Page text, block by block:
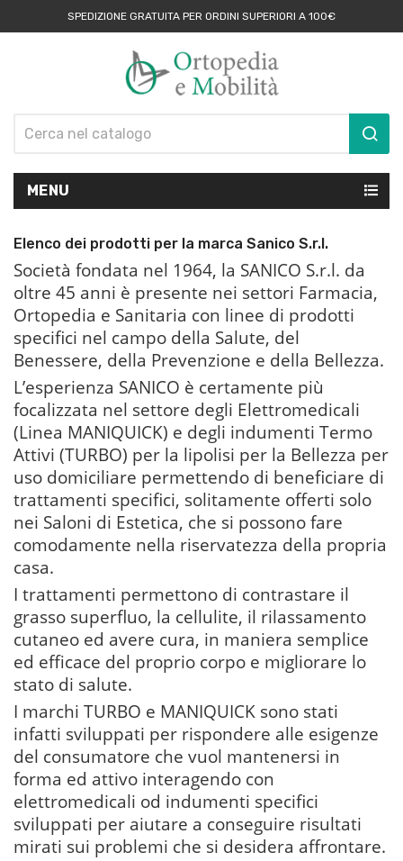
SPEDIZIONE GRATUITA PER ORDINI SUPERIORI A 100€
MENU
Elenco dei prodotti per la marca Sanico S.r.l.
Società fondata nel 1964, la SANICO S.r.l. da
oltre 45 anni è presente nei settori Farmacia,
Ortopedia e Sanitaria con linee di prodotti
specifici nel campo della Salute, del
Benessere, della Prevenzione e della Bellezza.
L’esperienza SANICO è certamente più
focalizzata nel settore degli Elettromedicali
(Linea MANIQUICK) e degli indumenti Termo
Attivi (TURBO) per la lipolisi per la Bellezza per
uso domiciliare permettendo di beneficiare di
trattamenti specifici, solitamente offerti solo
nei Saloni di Estetica, che si possono fare
comodamente nella riservatezza della propria
casa.
I trattamenti permettono di contrastare il
grasso superfluo, la cellulite, il rilassamento
cutaneo ed avere cura, in maniera semplice
ed efficace del proprio corpo e migliorare lo
stato di salute.
I marchi TURBO e MANIQUICK sono stati
infatti sviluppati per rispondere alle esigenze
del consumatore che vuol mantenersi in
forma ed attivo interagendo con
elettromedicali od indumenti specifici
sviluppati per aiutare a conseguire risultati
mirati sui problemi che si desidera affrontare.